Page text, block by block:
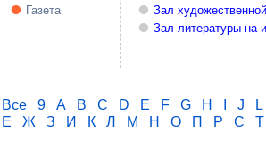
Газета
Зал
Зал литературы на
Все 9 A B C D E F G H J
L
Е
Ж З И К Л М Н О П Р С Т